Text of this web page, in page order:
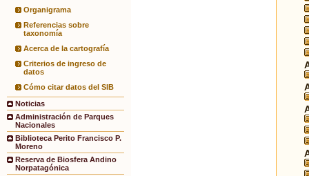
Organigrama
Referencias sobre
taxonomía
Acerca de la cartografía
Criterios de ingreso de
datos
Cómo citar datos del SIB
Noticias
Administración de Parques
Nacionales
Biblioteca Perito Francisco P.
Moreno
Reserva de Biosfera Andino
Norpatagónica